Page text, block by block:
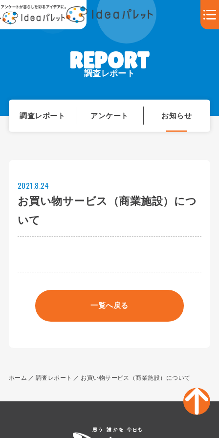
調査レポート
調査レポート アンケート お知らせ
お買い物サービス（商業施設）につ
いて
2021.8.24
一覧へ戻る
ホーム 調査レポート お買い物サービス（商業施設）について